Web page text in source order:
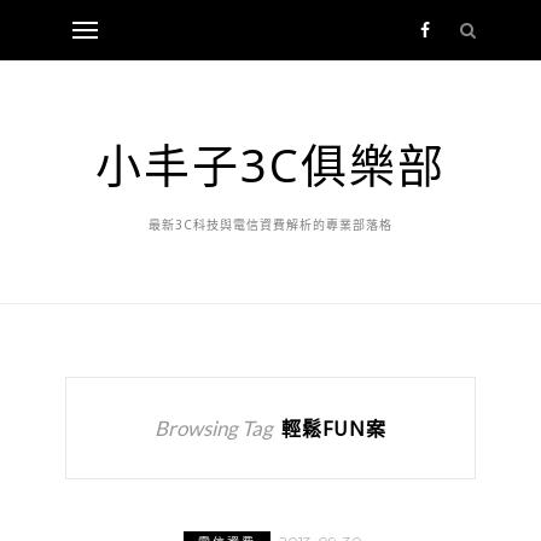
小丰子3C俱樂部
最新3C科技與電信資費解析的專業部落格
Browsing Tag 輕鬆FUN案